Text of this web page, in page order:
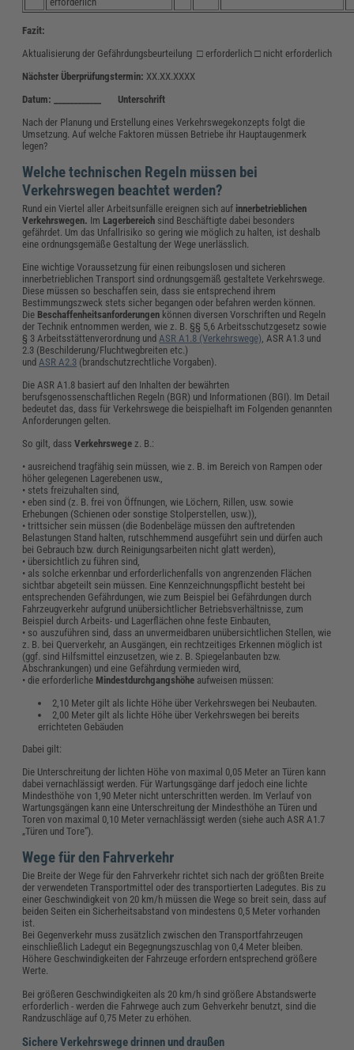
Fazit:
Aktualisierung der Gefährdungsbeurteilung □ erforderlich □ nicht erforderlich
Nächster Überprüfungstermin: XX.XX.XXXX
Datum: ____________ Unterschrift
Nach der Planung und Erstellung eines Verkehrswegekonzepts folgt die
Umsetzung. Auf welche Faktoren müssen Betriebe ihr Hauptaugenmerk
legen?
Welche technischen Regeln müssen bei
Verkehrswegen beachtet werden?
Rund ein Viertel aller Arbeitsunfälle ereignen sich auf innerbetrieblichen
Verkehrswegen. Im Lagerbereich sind Beschäftigte dabei besonders
gefährdet. Um das Unfallrisiko so gering wie möglich zu halten, ist deshalb
eine ordnungsgemäße Gestaltung der Wege unerlässlich.
Eine wichtige Voraussetzung für einen reibungslosen und sicheren
innerbetrieblichen Transport sind ordnungsgemäß gestaltete Verkehrswege.
Diese müssen so beschaffen sein, dass sie entsprechend ihrem
Bestimmungszweck stets sicher begangen oder befahren werden können.
Die Beschaffenheitsanforderungen können diversen Vorschriften und Regeln
der Technik entnommen werden, wie z. B. §§ 5,6 Arbeitsschutzgesetz sowie
§ 3 Arbeitsstättenverordnung undASR A1.8 (Verkehrswege), ASR A1.3 und
2.3 (Beschilderung/Fluchtwegbreiten etc.)
undASR A2.3 (brandschutzrechtliche Vorgaben).
Die ASR A1.8 basiert auf den Inhalten der bewährten
berufsgenossenschaftlichen Regeln (BGR) und Informationen (BGI). Im Detail
bedeutet das, dass für Verkehrswege die beispielhaft im Folgenden genannten
Anforderungen gelten.
So gilt, dassVerkehrswege z. B.:
• ausreichend tragfähig sein müssen, wie z. B. im Bereich von Rampen oder
höher gelegenen Lagerebenen usw.,
• stets freizuhalten sind,
• eben sind (z. B. frei von Öffnungen, wie Löchern, Rillen, usw. sowie
Erhebungen (Schienen oder sonstige Stolperstellen, usw.)),
• trittsicher sein müssen (die Bodenbeläge müssen den auftretenden
Belastungen Stand halten, rutschhemmend ausgeführt sein und dürfen auch
bei Gebrauch bzw. durch Reinigungsarbeiten nicht glatt werden),
• übersichtlich zu führen sind,
• als solche erkennbar und erforderlichenfalls von angrenzenden Flächen
sichtbar abgeteilt sein müssen. Eine Kennzeichnungspflicht besteht bei
entsprechenden Gefährdungen, wie zum Beispiel bei Gefährdungen durch
Fahrzeugverkehr aufgrund unübersichtlicher Betriebsverhältnisse, zum
Beispiel durch Arbeits- und Lagerflächen ohne feste Einbauten,
• so auszuführen sind, dass an unvermeidbaren unübersichtlichen Stellen, wie
z. B. bei Querverkehr, an Ausgängen, ein rechtzeitiges Erkennen möglich ist
(ggf. sind Hilfsmittel einzusetzen, wie z. B. Spiegelanbauten bzw.
Abschrankungen) und eine Gefährdung vermieden wird,
• die erforderliche Mindestdurchgangshöhe aufweisen müssen:
2,10 Meter gilt als lichte Höhe über Verkehrswegen bei Neubauten.
2,00 Meter gilt als lichte Höhe über Verkehrswegen bei bereits
errichteten Gebäuden
Dabei gilt:
Die Unterschreitung der lichten Höhe von maximal 0,05 Meter an Türen kann
dabei vernachlässigt werden. Für Wartungsgänge darf jedoch eine lichte
Mindesthöhe von 1,90 Meter nicht unterschritten werden. Im Verlauf von
Wartungsgängen kann eine Unterschreitung der Mindesthöhe an Türen und
Toren von maximal 0,10 Meter vernachlässigt werden (siehe auch ASR A1.7
„Türen und Tore“).
Wege für den Fahrverkehr
Die Breite der Wege für den Fahrverkehr richtet sich nach der größten Breite
der verwendeten Transportmittel oder des transportierten Ladegutes. Bis zu
einer Geschwindigkeit von 20 km/h müssen die Wege so breit sein, dass auf
beiden Seiten ein Sicherheitsabstand von mindestens 0,5 Meter vorhanden
ist.
Bei Gegenverkehr muss zusätzlich zwischen den Transportfahrzeugen
einschließlich Ladegut ein Begegnungszuschlag von 0,4 Meter bleiben.
Höhere Geschwindigkeiten der Fahrzeuge erfordern entsprechend größere
Werte.
Bei größeren Geschwindigkeiten als 20 km/h sind größere Abstandswerte
erforderlich - werden die Fahrwege auch zum Gehverkehr benutzt, sind die
Randzuschläge auf 0,75 Meter zu erhöhen.
Sichere Verkehrswege drinnen und draußen